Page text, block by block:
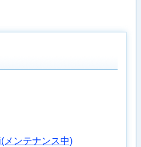
メンテナンス中)